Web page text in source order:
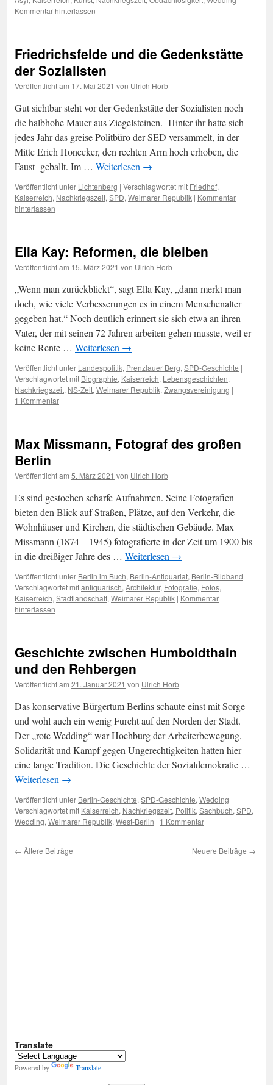
Kommentar hinterlassen
Friedrichsfelde und die Gedenkstätte
der Sozialisten
Veröffentlicht am 17. Mai 2021 von Ulrich Horb
Gut sichtbar steht vor der Gedenkstätte der Sozialisten noch
die halbhohe Mauer aus Ziegelsteinen. Hinter ihr hatte sich
jedes Jahr das greise Politbüro der SED versammelt, in der
Mitte Erich Honecker, den rechten Arm hoch erhoben, die
Faust geballt. Im … Weiterlesen →
Veröffentlicht unter Lichtenberg | Verschlagwortet mit Friedhof,
Kaiserreich, Nachkriegszeit, SPD, Weimarer Republik | Kommentar
hinterlassen
Ella Kay: Reformen, die bleiben
Veröffentlicht am 15. März 2021 von Ulrich Horb
„Wenn man zurückblickt“, sagt Ella Kay, „dann merkt man
doch, wie viele Verbesserungen es in einem Menschenalter
gegeben hat.“ Noch deutlich erinnert sie sich etwa an ihren
Vater, der mit seinen 72 Jahren arbeiten gehen musste, weil er
keine Rente … Weiterlesen →
Veröffentlicht unter Landespolitik, Prenzlauer Berg, SPD-Geschichte |
Verschlagwortet mit Biographie, Kaiserreich, Lebensgeschichten,
Nachkriegszeit, NS-Zeit, Weimarer Republik, Zwangsvereinigung |
1 Kommentar
Max Missmann, Fotograf des großen
Berlin
Veröffentlicht am 5. März 2021 von Ulrich Horb
Es sind gestochen scharfe Aufnahmen. Seine Fotografien
bieten den Blick auf Straßen, Plätze, auf den Verkehr, die
Wohnhäuser und Kirchen, die städtischen Gebäude. Max
Missmann (1874 – 1945) fotografierte in der Zeit um 1900 bis
in die dreißiger Jahre des … Weiterlesen →
Veröffentlicht unter Berlin im Buch, Berlin-Antiquariat, Berlin-Bildband |
Verschlagwortet mitantiquarisch, Architektur, Fotografie, Fotos,
Kaiserreich, Stadtlandschaft, Weimarer Republik | Kommentar
hinterlassen
Geschichte zwischen Humboldthain
und den Rehbergen
Veröffentlicht am 21. Januar 2021 von Ulrich Horb
Das konservative Bürgertum Berlins schaute einst mit Sorge
und wohl auch ein wenig Furcht auf den Norden der Stadt.
Der „rote Wedding“ war Hochburg der Arbeiterbewegung,
Solidarität und Kampf gegen Ungerechtigkeiten hatten hier
eine lange Tradition. Die Geschichte der Sozialdemokratie …
Weiterlesen →
Veröffentlicht unter Berlin-Geschichte, SPD-Geschichte, Wedding |
Verschlagwortet mit Kaiserreich, Nachkriegszeit, Politik, Sachbuch, SPD,
Wedding, Weimarer Republik, West-Berlin | 1 Kommentar
← Ältere Beiträge Neuere Beiträge →
Translate
Powered by Translate